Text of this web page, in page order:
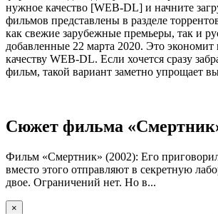
нужное качество [WEB-DL] и начните
фильмов представлены в разделе
как свежие зарубежные премьеры, так и
добавленные 22 марта 2020. Это
качеству WEB-DL. Если хочется сразу
фильм, такой вариант заметно упрощает
Сюжет фильма
Фильм «Смертник» (2002): Его
вместо этого отправляют в секретную
двое. Ограничений нет. Но в...
×